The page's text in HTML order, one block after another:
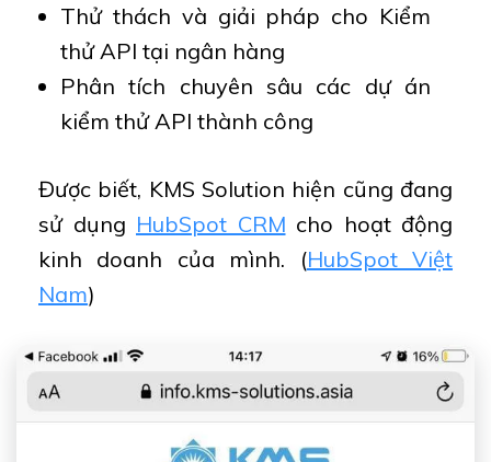
Thử thách và giải pháp cho Kiểm
thử API tại ngân hàng
Phân tích chuyên sâu các dự án
kiểm thử API thành công
Được biết, KMS Solution hiện cũng đang
sử dụng HubSpot CRM cho hoạt động
kinh doanh của mình. (HubSpot Việt
Nam)